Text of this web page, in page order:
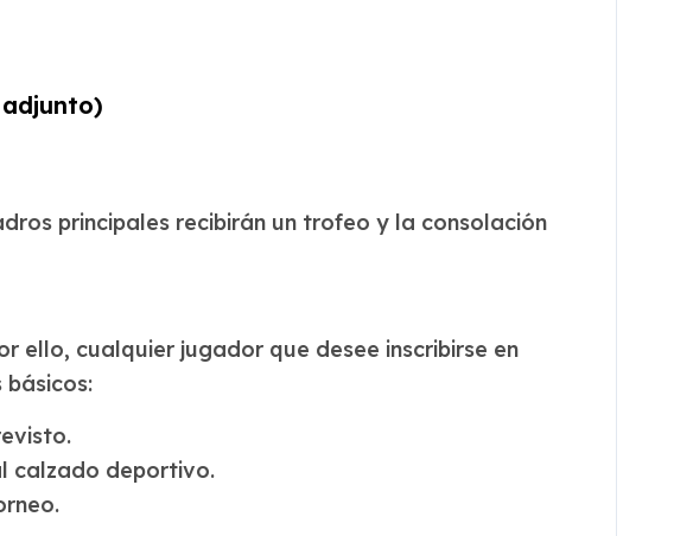
adjunto)
principales recibirán un trofeo y la consolación
ello, cualquier jugador que desee inscribirse en
calzado deportivo.